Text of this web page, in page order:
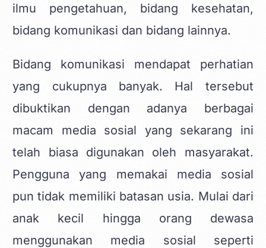
ilmu pengetahuan, bidang kesehatan,
bidang komunikasi dan bidang lainnya.
Bidang komunikasi mendapat perhatian
yang cukupnya banyak. Hal tersebut
dibuktikan dengan adanya berbagai
macam media sosial yang sekarang ini
telah biasa digunakan oleh masyarakat.
Pengguna yang memakai media sosial
pun tidak memiliki batasan usia. Mulai dari
anak kecil hingga orang dewasa
menggunakan media sosial seperti